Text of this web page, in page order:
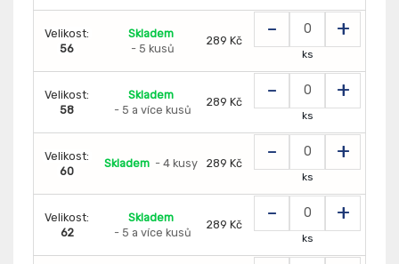
Velikost:
56
Skladem
- 5 kusů
289 Kč - +
ks
Velikost:
58
Skladem
- 5 a více kusů
289 Kč - +
ks
Velikost:
60
Skladem - 4 kusy 289 Kč - +
ks
Velikost:
62
Skladem
- 5 a více kusů
289 Kč - +
ks